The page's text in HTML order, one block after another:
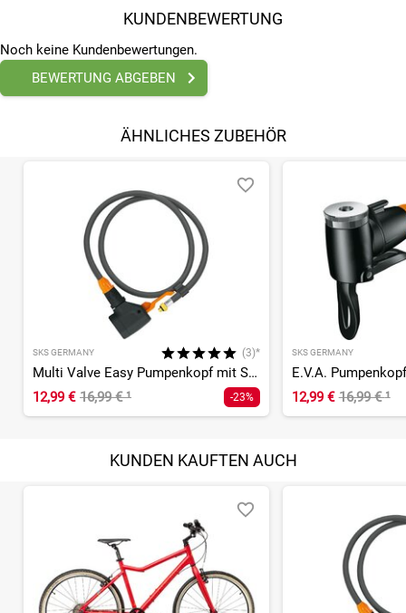
KUNDENBEWERTUNG
Noch keine Kundenbewertungen.
BEWERTUNG ABGEBEN
ÄHNLICHES ZUBEHÖR
SKS GERMANY (3)*
Multi Valve Easy Pumpenkopf mit Schlauch für Rennkompressor
12,99 € 16,99 €¹ -23%
SKS GERMANY
12,99 € 16,99 €¹
KUNDEN KAUFTEN AUCH